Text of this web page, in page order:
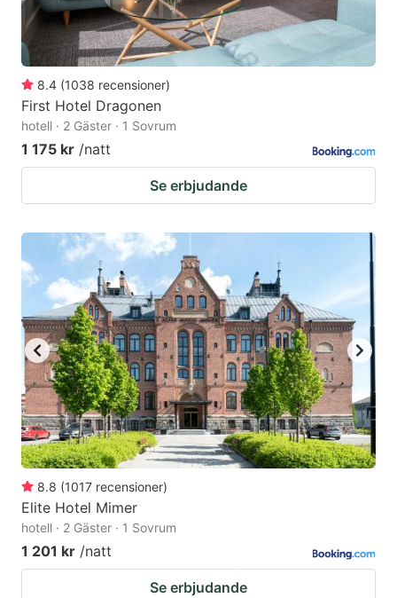
8.4 (1038 recensioner)
First Hotel Dragonen
hotell · 2 Gäster · 1 Sovrum
1 175 kr /natt
Se erbjudande
8.8 (1017 recensioner)
Elite Hotel Mimer
hotell · 2 Gäster · 1 Sovrum
1 201 kr /natt
Se erbjudande